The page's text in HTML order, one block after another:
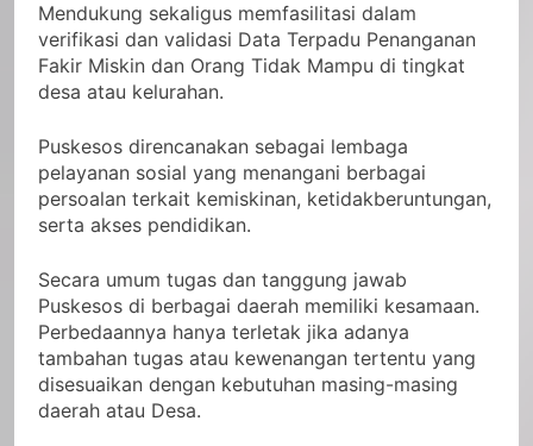
Mendukung sekaligus memfasilitasi dalam
verifikasi dan validasi Data Terpadu Penanganan
Fakir Miskin dan Orang Tidak Mampu di tingkat
desa atau kelurahan.
Puskesos direncanakan sebagai lembaga
pelayanan sosial yang menangani berbagai
persoalan terkait kemiskinan, ketidakberuntungan,
serta akses pendidikan.
Secara umum tugas dan tanggung jawab
Puskesos di berbagai daerah memiliki kesamaan.
Perbedaannya hanya terletak jika adanya
tambahan tugas atau kewenangan tertentu yang
disesuaikan dengan kebutuhan masing-masing
daerah atau Desa.